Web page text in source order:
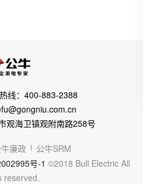
线：400-883-2388
观海卫镇观附南路258号
廉政
公牛SRM
号-1 ©2018 Bull Electric All
reserved.